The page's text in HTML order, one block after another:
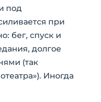
под
при
бег, спуск и
долгое
(так
Иногда